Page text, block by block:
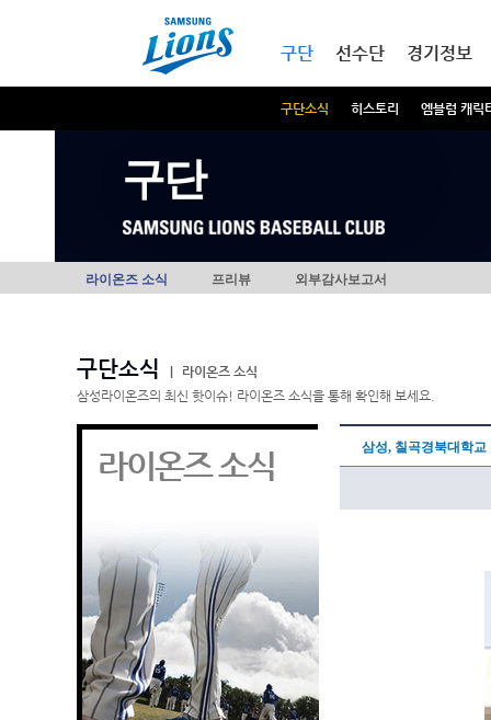
구단
구단소식 히스토리 엠블럼 캐릭
선수단 경기정보
구단
라이온즈 소식 프리뷰 외부감사보고서
구단소식
라이온즈 소식
삼성라이온즈의 최신 핫이슈! 라이온즈 소식을 통해 확인해 보세요.
라이온즈 소식 삼성, 칠곡경북대학교